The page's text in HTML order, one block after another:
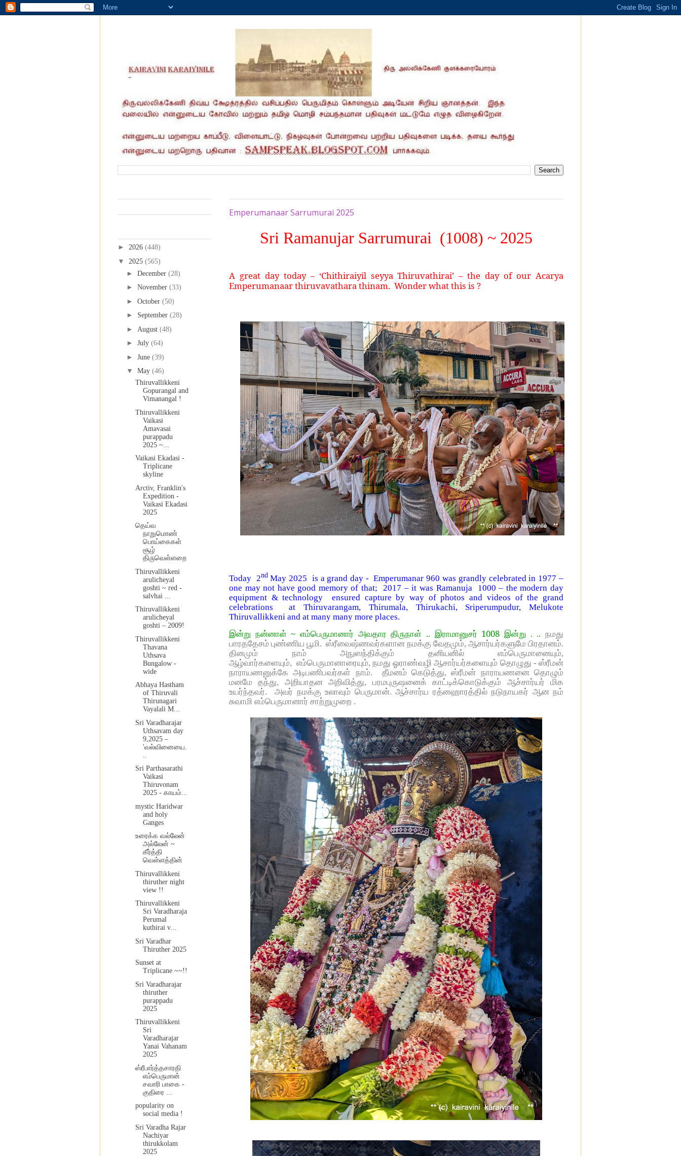
Emperumanaar Sarrumurai 2025
Sri Ramanujar Sarrumurai (1008) ~ 2025
A great day today – ‘Chithiraiyil seyya Thiruvathirai’ – the day of our Acarya
Emperumanaar thiruvavathara thinam. Wonder what this is ?
Today 2ndMay 2025 is a grand day - Emperumanar 960 was grandly celebrated in 1977 –
one may not have good memory of that; 2017 – it was Ramanuja 1000 – the modern day
equipment & technology ensured capture by way of photos and videos of the grand
celebrations at Thiruvarangam, Thirumala, Thirukachi, Sriperumpudur, Melukote
Thiruvallikkeni and at many many more places.
இன்று நன்னாள் ~ எம்பெருமானார் அவதார திருநாள் .. இராமானுசர் 1008இன்று . .. நமது
பாரததேசம் புண்ணிய பூமி. ஸ்ரீவைஷ்ணவர்களான நமக்கு வேதமும், ஆசார்யர்களுமே பிரதானம்.
தினமும் நாம் அநுஸந்திக்கும் தனியனில் எம்பெருமானையும்,
ஆழ்வார்களையும், எம்பெருமானாரையும், நமது ஓராண்வழி ஆசார்யர்களையும் தொழுது - ஸ்ரீமன்
நாராயணனுக்கே அடிபணிபவர்கள் நாம். தீமனம் கெடுத்து, ஸ்ரீமன் நாராயணனை தொழும்
மனமே தந்து, அறியாதன அறிவித்து, பரமபுருஷனைக் காட்டிக்கொடுக்கும் ஆச்சார்யர் மிக
உயர்ந்தவர். அவர் நமக்கு உலாவும் பெருமான். ஆச்சார்ய ரத்னஹாரத்தில் நடுநாயகர் ஆன நம்
சுவாமி எம்பெருமானார் சாற்றுமுறை .
► 2026 (448)
▼ 2025 (565)
► December (28)
► November (33)
► October (50)
► September (28)
► August (48)
► July (64)
► June (39)
▼ May (46)
Thiruvallikkeni
Gopurangal and
Vimanangal !
Thiruvallikkeni
Vaikasi
Amavasai
purappadu
2025 ~...
Vaikasi Ekadasi -
Triplicane
skyline
Arctiv, Franklin's
Expedition -
Vaikasi Ekadasi
2025
தெய்வ
நாறுமொண்
பொய்கைகள்
சூழ்
திருவெள்ளறை
Thiruvallikkeni
arulicheyal
goshti ~ red -
salvhai ...
Thiruvallikkeni
arulicheyal
goshti – 2009!
Thiruvallikkeni
Thavana
Uthsava
Bungalow -
wide
Abhaya Hastham
of Thiruvali
Thirunagari
Vayalali M...
Sri Varadharajar
Uthsavam day
9,2025 –
'வல்வினையை.
Sri Parthasarathi
Vaikasi
Thiruvonam
2025 - காயம்...
mystic Haridwar
and holy
Ganges
உரைக்க வல்லேன்
அல்லேன் ~
கீர்த்தி
வெள்ளத்தின்
Thiruvallikkeni
thiruther night
view !!
Thiruvallikkeni
Sri Varadharaja
Perumal
kuthirai v...
Sri Varadhar
Thiruther 2025
Sunset at
Triplicane ~~!!
Sri Varadharajar
thiruther
purappadu
2025
Thiruvallikkeni
Sri
Varadharajar
Yanai Vahanam
2025
ஸ்ரீபார்த்தசாரதி
எம்பெருமான்
சவாரி பாகை -
குதிரை ...
popularity on
social media !
Sri Varadha Rajar
Nachiyar
thirukkolam
2025